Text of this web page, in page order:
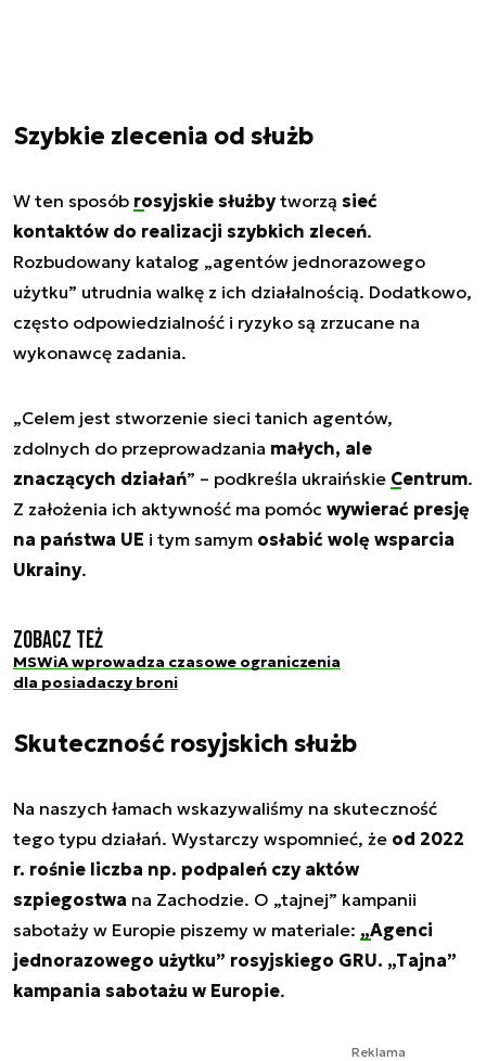
Szybkie zlecenia od służb
W ten sposób rosyjskie służbytworzą sieć
kontaktów do realizacji szybkich zleceń.
Rozbudowany katalog „agentów jednorazowego
użytku” utrudnia walkę z ich działalnością. Dodatkowo,
często odpowiedzialność i ryzyko są zrzucane na
wykonawcę zadania.
„Celem jest stworzenie sieci tanich agentów,
zdolnych do przeprowadzania małych, ale
znaczących działań” – podkreśla ukraińskie Centrum.
Z założenia ich aktywność ma pomóc wywierać presję
na państwa UE i tym samym osłabić wolę wsparcia
Ukrainy.
Zobacz też
MSWiA wprowadza czasowe ograniczenia
dla posiadaczy broni
Skuteczność rosyjskich służb
Na naszych łamach wskazywaliśmy na skuteczność
tego typu działań. Wystarczy wspomnieć, że od 2022
r. rośnie liczba np. podpaleń czy aktów
szpiegostwa na Zachodzie. O „tajnej” kampanii
sabotaży w Europie piszemy w materiale: „Agenci
jednorazowego użytku” rosyjskiego GRU. „Tajna”
kampania sabotażu w Europie.
Reklama